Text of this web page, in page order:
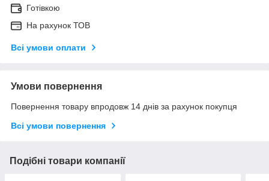
Готівкою
На рахунок ТОВ
Всі умови оплати
Умови повернення
Повернення товару впродовж 14 днів за рахунок покупця
Всі умови повернення
Подібні товари компанії